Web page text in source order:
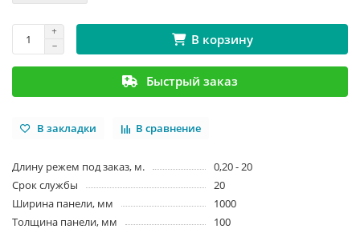
В корзину
Быстрый заказ
В закладки В сравнение
Длину режем под заказ, м.
0,20 - 20
Срок службы
20
Ширина панели, мм
1000
Толщина панели, мм
100